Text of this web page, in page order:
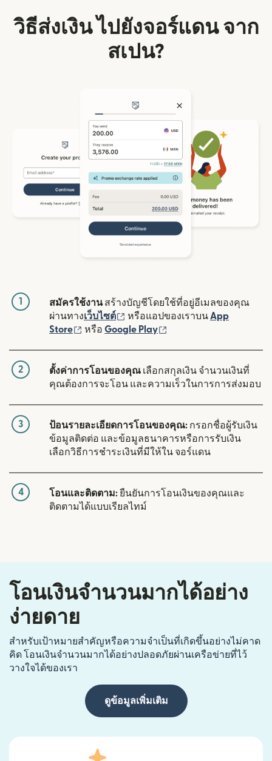
วิธีส่งเงิน ไปยังจอร์แดน จาก
สเปน?
1 สมัครใช้งานสร้างบัญชีโดยใช้ที่อยู่อีเมลของคุณ
ผ่านทางเว็บไซต์ (เปิดในหน้าต่างใหม่)
หรือแอปของเราบน App
Store
(เปิดในหน้าต่างใหม่)
หรือ Google Play
2 ตั้งค่าการโอนของคุณ เลือกสกุลเงิน จำนวนเงินที่
คุณต้องการจะโอน และความเร็วในการการส่งมอบ
3 ป้อนรายละเอียดการโอนของคุณ: กรอกชื่อผู้รับเงิน
ข้อมูลติดต่อ และข้อมูลธนาคารหรือการรับเงิน
เลือกวิธีการชำระเงินที่มีให้ใน จอร์แดน
4 โอนและติดตาม:ยืนยันการโอนเงินของคุณและ
ติดตามได้แบบเรียลไทม์
โอนเงินจำนวนมากได้อย่าง
ง่ายดาย
สำหรับเป้าหมายสำคัญหรือความจำเป็นที่เกิดขึ้นอย่างไม่คาด
คิด โอนเงินจำนวนมากได้อย่างปลอดภัยผ่านเครือข่ายที่ไว้
วางใจได้ของเรา
ดูข้อมูลเพิ่มเติม